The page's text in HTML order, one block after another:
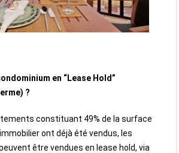
en “Lease Hold”
?
constituant 49% de la surface
ont déjà été vendus, les
être vendues en lease hold, via